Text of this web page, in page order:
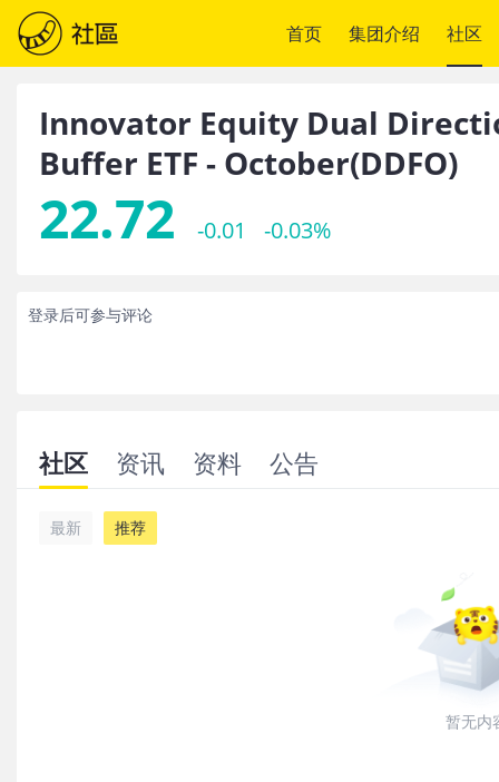
首页 集团介绍 社区
Innovator Equity Dual
Buffer ETF - October(DDFO)
22.72 -0.01 -0.03%
登录后可参与评论
社区 资讯 资料 公告
最新 推荐
暂无内